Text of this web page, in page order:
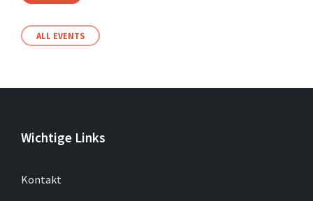
ALL EVENTS
Wichtige Links
Kontakt